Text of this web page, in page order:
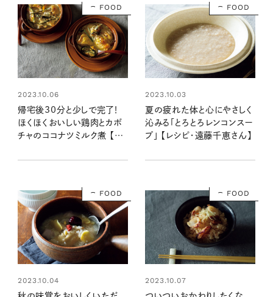
FOOD
2023.10.06
帰宅後30分と少しで完了！
ほくほくおいしい鶏肉とカボ
チャのココナツミルク煮 【レ
FOOD
2023.10.03
夏の疲れた体と心にやさしく
沁みる「とろとろレンコンスー
プ」 【レシピ・遠藤千恵さん】
FOOD
2023.10.04
FOOD
2023.10.07